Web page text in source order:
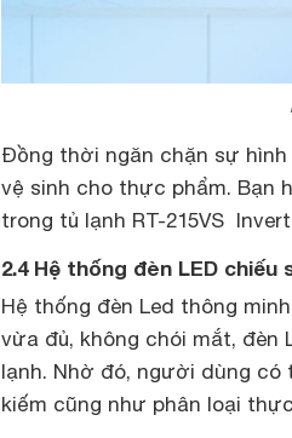
Đồng thời ngăn chặn sự
vệ sinh cho thực phẩm. Bạn
trong tủ lạnh RT-215VS
2.4 Hệ thống đèn LED chiếu
Hệ thống đèn Led thông
vừa đủ, không chói mắt, đèn
lạnh. Nhờ đó, người dùng
kiếm cũng như phân loại